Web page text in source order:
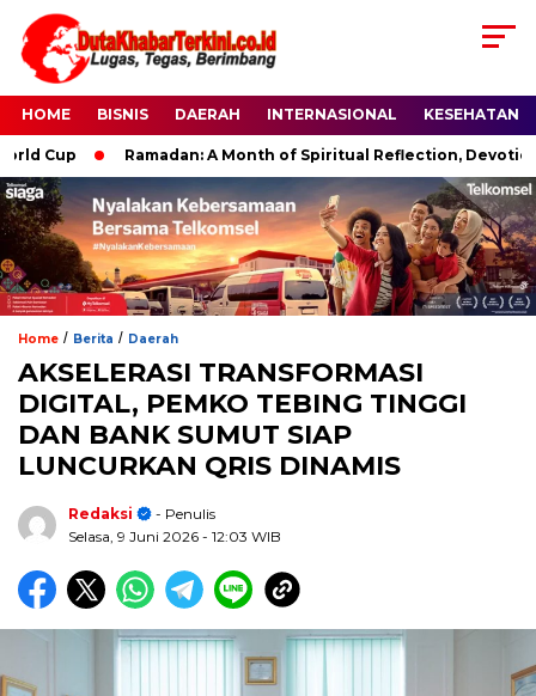
HOME BISNIS DAERAH INTERNASIONAL KESEHATAN
Ramadan: A Month of Spiritual Reflection, Devotion, and
Home / Berita / Daerah
AKSELERASI TRANSFORMASI
DIGITAL, PEMKO TEBING TINGGI
DAN BANK SUMUT SIAP
LUNCURKAN QRIS DINAMIS
Redaksi
- Penulis
Selasa, 9 Juni 2026 - 12:03 WIB